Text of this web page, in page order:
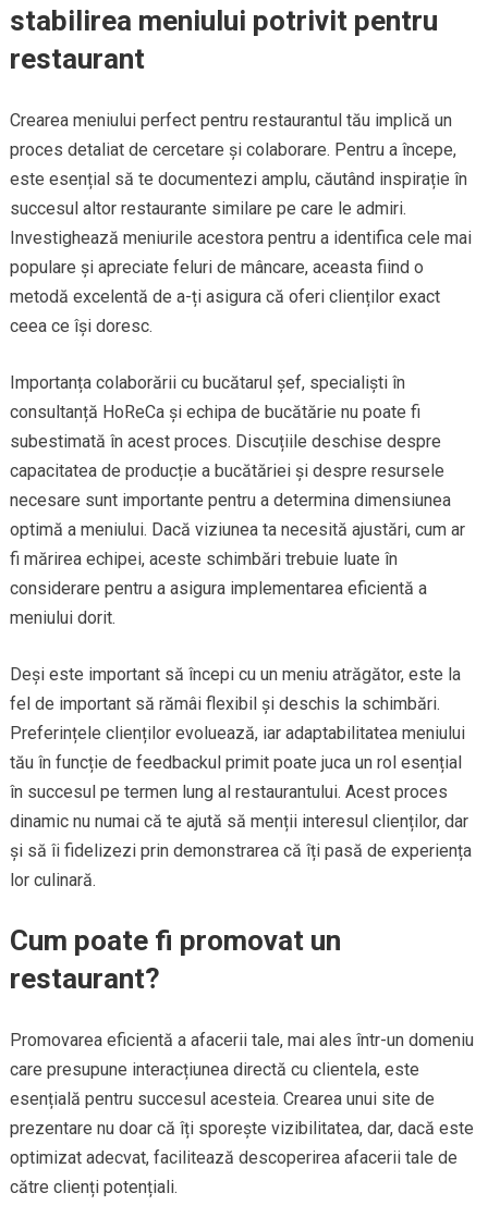
stabilirea meniului potrivit pentru
restaurant
Crearea meniului perfect pentru restaurantul tău implică un
proces detaliat de cercetare și colaborare. Pentru a începe,
este esențial să te documentezi amplu, căutând inspirație în
succesul altor restaurante similare pe care le admiri.
Investighează meniurile acestora pentru a identifica cele mai
populare și apreciate feluri de mâncare, aceasta fiind o
metodă excelentă de a-ți asigura că oferi clienților exact
ceea ce își doresc.
Importanța colaborării cu bucătarul șef, specialiști în
consultanță HoReCa și echipa de bucătărie nu poate fi
subestimată în acest proces. Discuțiile deschise despre
capacitatea de producție a bucătăriei și despre resursele
necesare sunt importante pentru a determina dimensiunea
optimă a meniului. Dacă viziunea ta necesită ajustări, cum ar
fi mărirea echipei, aceste schimbări trebuie luate în
considerare pentru a asigura implementarea eficientă a
meniului dorit.
Deși este important să începi cu un meniu atrăgător, este la
fel de important să rămâi flexibil și deschis la schimbări.
Preferințele clienților evoluează, iar adaptabilitatea meniului
tău în funcție de feedbackul primit poate juca un rol esențial
în succesul pe termen lung al restaurantului. Acest proces
dinamic nu numai că te ajută să menții interesul clienților, dar
și să îi fidelizezi prin demonstrarea că îți pasă de experiența
lor culinară.
Cum poate fi promovat un
restaurant?
Promovarea eficientă a afacerii tale, mai ales într-un domeniu
care presupune interacțiunea directă cu clientela, este
esențială pentru succesul acesteia. Crearea unui site de
prezentare nu doar că îți sporește vizibilitatea, dar, dacă este
optimizat adecvat, facilitează descoperirea afacerii tale de
către clienți potențiali.